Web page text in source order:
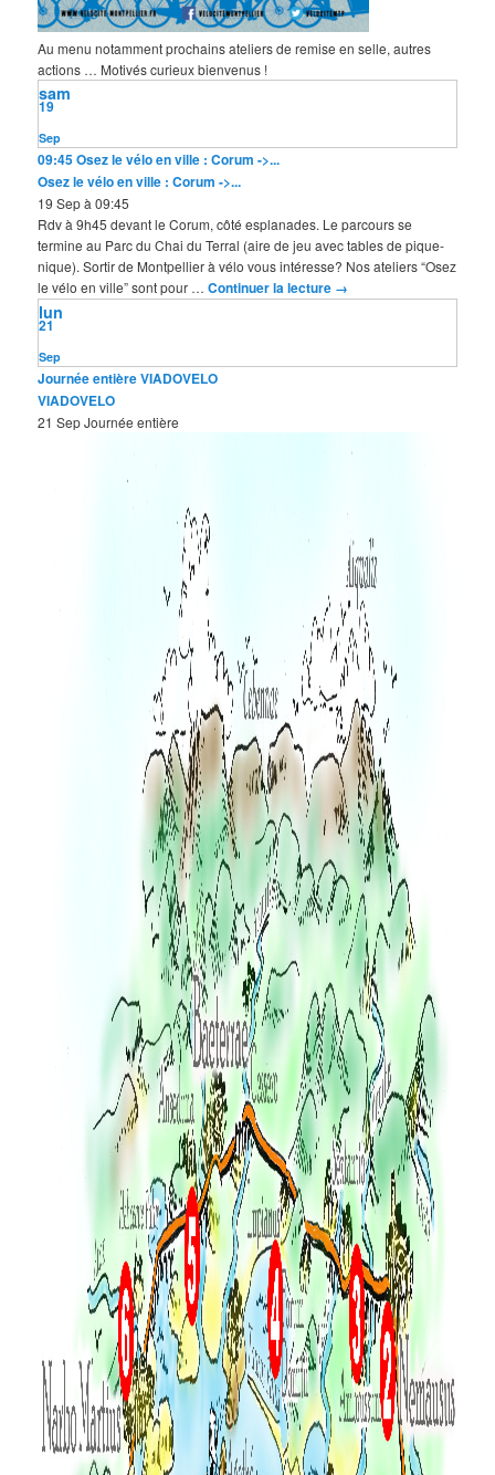
Au menu notamment prochains ateliers de remise en selle, autres
actions … Motivés curieux bienvenus !
Sep
19
sam
09:45Osez le vélo en ville : Corum ->...
Osez le vélo en ville : Corum ->...
19 Sep à 09:45
Rdv à 9h45 devant le Corum, côté esplanades. Le parcours se
termine au Parc du Chai du Terral (aire de jeu avec tables de pique-
nique). Sortir de Montpellier à vélo vous intéresse? Nos ateliers “Osez
le vélo en ville” sont pour …Continuer la lecture →
Sep
21
lun
Journée entièreVIADOVELO
VIADOVELO
21 SepJournée entière